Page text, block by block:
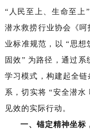
“人民至上、生命至上
潜水救捞行业协会《
业标准规范，以 “思想
固效” 为路径，通过
学习模式，构建起全
系，切实将 “安全潜水
见效的实际行动。
一、锚定精神坐标